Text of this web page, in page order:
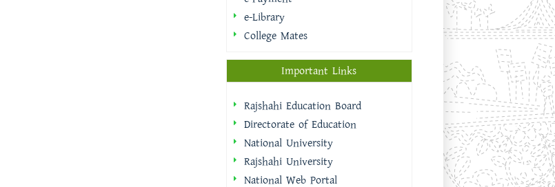
e-Library
College Mates
Important Links
Rajshahi Education Board
Directorate of Education
National University
Rajshahi University
National Web Portal